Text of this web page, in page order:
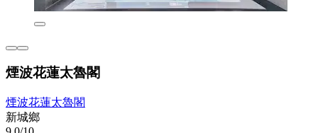
煙波花蓮太魯閣
煙波花蓮太魯閣
新城鄉